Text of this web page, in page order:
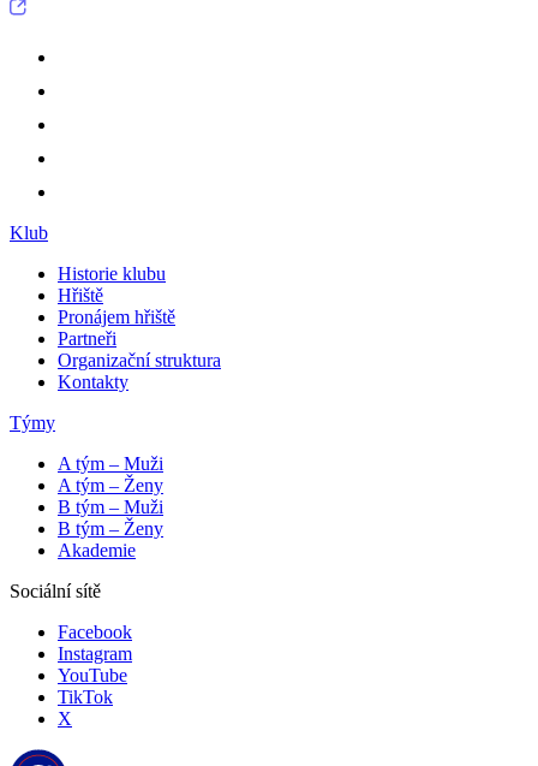
Klub
Historie klubu
Hřiště
Pronájem hřiště
Partneři
Organizační struktura
Kontakty
Týmy
A tým – Muži
A tým – Ženy
B tým – Muži
B tým – Ženy
Akademie
Sociální sítě
Facebook
Instagram
YouTube
TikTok
X